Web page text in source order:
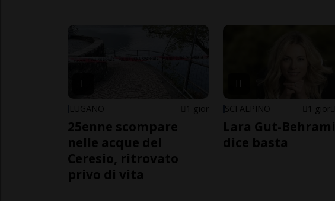
LUGANO 1 gior
25enne scompare
nelle acque del
Ceresio, ritrovato
privo di vita
SCI ALPINO 1 gior
Lara Gut-Behrami
dice basta